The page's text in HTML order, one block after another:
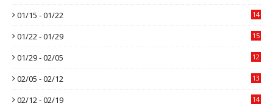
01/15 - 01/22 14
01/22 - 01/29 15
01/29 - 02/05 12
02/05 - 02/12 13
02/12 - 02/19 14